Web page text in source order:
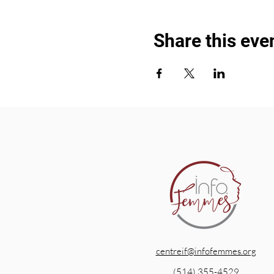
Share this
centreif@infofemmes.org